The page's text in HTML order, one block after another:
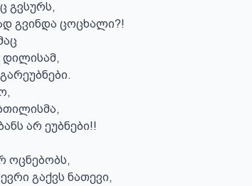
გვსურს,
გვინდა ცოცხალი?!
დილისამ,
არ ეუბნები!!
ოცნებობს,
გაქვს ნათევი,